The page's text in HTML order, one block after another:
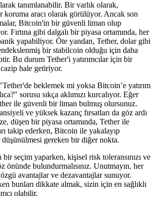
tanımlanabilir. Bir varlık olarak,
koruma aracı olarak görülüyor. Ancak son
Bitcoin'in bir güvenli liman olup
Fırtına gibi dalgalı bir piyasa ortamında, her
yapabiliyor. Öte yandan, Tether, dolar gibi
bir stabilcoin olduğu için daha
Bu durum Tether'i yatırımcılar için bir
hale getiriyor.
beklemek mi yoksa Bitcoin’e yatırım
sorusu sıkça aklımızı kurcalıyor. Eğer
ile güvenli bir liman bulmuş olursunuz.
ve yüksek kazanç fırsatları da göz ardı
düşen bir piyasa ortamında, Tether ile
takip ederken, Bitcoin ile yakalayıp
gereken bir diğer nokta.
bir seçim yaparken, kişisel risk toleransınızı ve
önünde bulundurmalısınız. Unutmayın, her
avantajlar ve dezavantajlar sunuyor.
bunları dikkate almak, sizin için en sağlıklı
olabilir.